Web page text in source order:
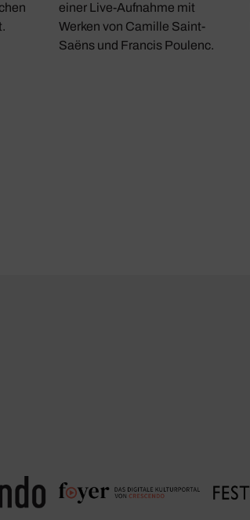
einer Live-Aufnahme mit
Werken von Camille Saint-
Saëns und Francis Poulenc.